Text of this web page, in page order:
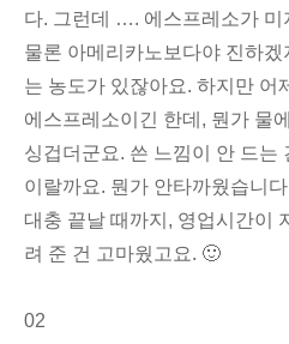
다. 그런데 …. 에스프레소가 미
물론 아메리카노보다야 진하
는 농도가 있잖아요. 하지만 어
에스프레소이긴 한데, 뭔가 물
싱겁더군요. 쓴 느낌이 안 드는
이랄까요. 뭔가 안타까웠습니
대충 끝날 때까지, 영업시간이
려 준 건 고마웠고요. 🙂
02